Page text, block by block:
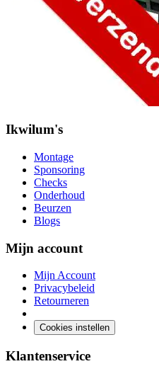
Ikwilum's
Montage
Sponsoring
Checks
Onderhoud
Beurzen
Blogs
Mijn account
Mijn Account
Privacybeleid
Retourneren
Cookies instellen
Klantenservice